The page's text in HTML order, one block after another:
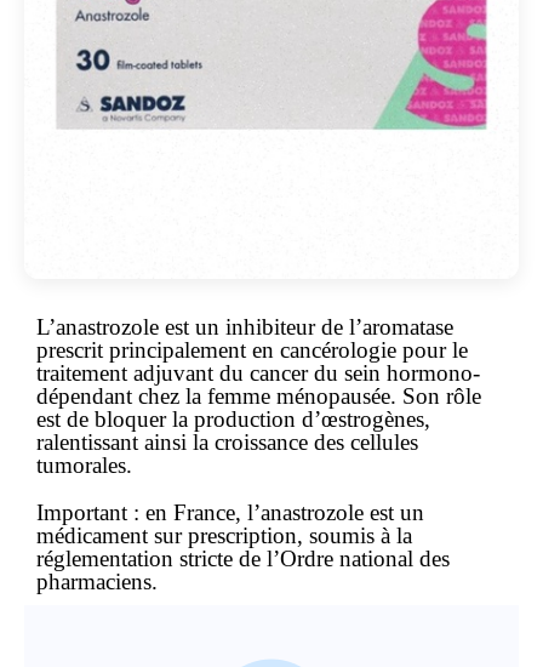
L’anastrozole est un inhibiteur de l’aromatase
prescrit principalement en cancérologie pour le
traitement adjuvant du cancer du sein hormono-
dépendant chez la femme ménopausée. Son rôle
est de bloquer la production d’œstrogènes,
ralentissant ainsi la croissance des cellules
tumorales.
Important : en France, l’anastrozole est un
médicament sur prescription, soumis à la
réglementation stricte de l’Ordre national des
pharmaciens.